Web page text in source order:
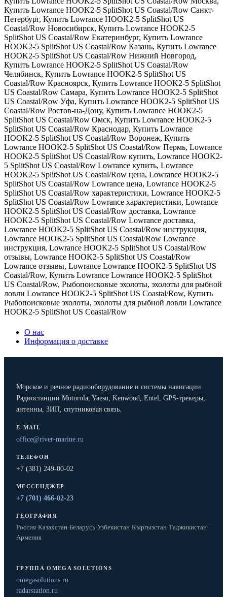
Купить Lowrance HOOK2-5 SplitShot US Coastal/Row Санкт-
Петербург, Купить Lowrance HOOK2-5 SplitShot US
Coastal/Row Новосибирск, Купить Lowrance HOOK2-5
SplitShot US Coastal/Row Екатеринбург, Купить Lowrance
HOOK2-5 SplitShot US Coastal/Row Казань, Купить Lowrance
HOOK2-5 SplitShot US Coastal/Row Нижний Новгород,
Купить Lowrance HOOK2-5 SplitShot US Coastal/Row
Челябинск, Купить Lowrance HOOK2-5 SplitShot US
Coastal/Row Красноярск, Купить Lowrance HOOK2-5 SplitShot
US Coastal/Row Самара, Купить Lowrance HOOK2-5 SplitShot
US Coastal/Row Уфа, Купить Lowrance HOOK2-5 SplitShot US
Coastal/Row Ростов-на-Дону, Купить Lowrance HOOK2-5
SplitShot US Coastal/Row Омск, Купить Lowrance HOOK2-5
SplitShot US Coastal/Row Краснодар, Купить Lowrance
HOOK2-5 SplitShot US Coastal/Row Воронеж, Купить
Lowrance HOOK2-5 SplitShot US Coastal/Row Пермь, Lowrance
HOOK2-5 SplitShot US Coastal/Row купить, Lowrance HOOK2-
5 SplitShot US Coastal/Row Lowrance купить, Lowrance
HOOK2-5 SplitShot US Coastal/Row цена, Lowrance HOOK2-5
SplitShot US Coastal/Row Lowrance цена, Lowrance HOOK2-5
SplitShot US Coastal/Row характеристики, Lowrance HOOK2-5
SplitShot US Coastal/Row Lowrance характеристики, Lowrance
HOOK2-5 SplitShot US Coastal/Row доставка, Lowrance
HOOK2-5 SplitShot US Coastal/Row Lowrance доставка,
Lowrance HOOK2-5 SplitShot US Coastal/Row инструкция,
Lowrance HOOK2-5 SplitShot US Coastal/Row Lowrance
инструкция, Lowrance HOOK2-5 SplitShot US Coastal/Row
отзывы, Lowrance HOOK2-5 SplitShot US Coastal/Row
Lowrance отзывы, Lowrance Lowrance HOOK2-5 SplitShot US
Coastal/Row, Купить Lowrance Lowrance HOOK2-5 SplitShot
US Coastal/Row, Рыбопоисковые эхолоты, эхолоты для рыбной
ловли Lowrance HOOK2-5 SplitShot US Coastal/Row, Купить
Рыбопоисковые эхолоты, эхолоты для рыбной ловли Lowrance
HOOK2-5 SplitShot US Coastal/Row
О нас
Информация о доставке
Морское и речное радиооборудование и системы навигации.
Радиостанции Motorola, Yaesu, Kenwood, Entel, GPS-трекеры,
антенны, ЗИП, спутниковая связь.
E-MAIL
office@river-marine.ru
ТЕЛЕФОН
+7 (381) 249-00-02
МЕССЕНДЖЕР
+7 (701) 466-02-23
ГЕОГРАФИЯ
Россия·Казахстан·Беларусь·Узбекистан·Кыргызстан·Таджикистан·
Армения
ГРУППА OMEGA SOLUTIONS
omegasolutions.ru
radarstation.ru